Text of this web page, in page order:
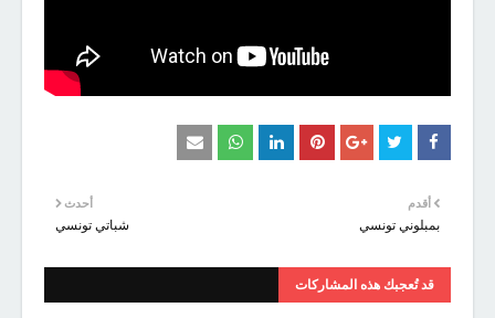
أحدث
شباتي تونسي
أقدم
بمبلوني تونسي
قد تُعجبك هذه المشاركات